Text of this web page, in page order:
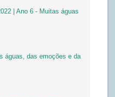
| Ano 6 - Muitas águas
águas, das emoções e da